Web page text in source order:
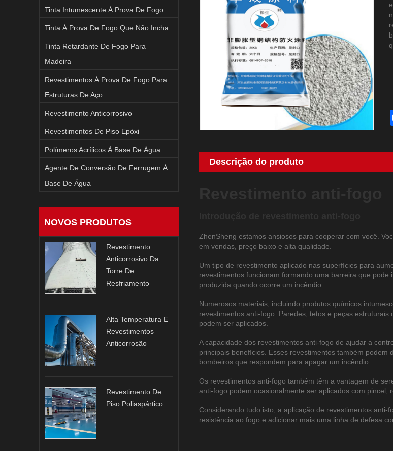
Tinta Intumescente À Prova De Fogo
Tinta À Prova De Fogo Que Não Incha
Tinta Retardante De Fogo Para
Madeira
Revestimentos À Prova De Fogo Para
Estruturas De Aço
Revestimento Anticorrosivo
Revestimentos De Piso Epóxi
Polímeros Acrílicos À Base De Água
Agente De Conversão De Ferrugem À
Base De Água
NOVOS PRODUTOS
Revestimento
Anticorrosivo Da
Torre De
Resfriamento
Alta Temperatura E
Revestimentos
Anticorrosão
Revestimento De
Piso Poliaspártico
Descrição do produto
ZhenSheng estamos ansiosos para cooperar com você.
em vendas, preço baixo e alta qualidade.
Um tipo de revestimento aplicado nas superfícies para
revestimentos funcionam formando uma barreira que
produzida quando ocorre um incêndio.
Numerosos materiais, incluindo produtos químicos
revestimentos anti-fogo. Paredes, tetos e peças
podem ser aplicados.
A capacidade dos revestimentos anti-fogo de ajudar a
principais benefícios. Esses revestimentos também
bombeiros que respondem para apagar um incêndio.
Os revestimentos anti-fogo também têm a vantagem de
anti-fogo podem ocasionalmente ser aplicados com pincel,
Considerando tudo isto, a aplicação de revestimentos
resistência ao fogo e adicionar mais uma linha de defesa